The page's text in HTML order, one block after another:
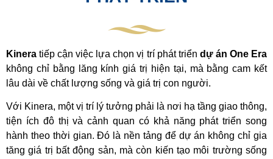
Kinera tiếp cận việc lựa chọn vị trí phát triển dự án One Era
không chỉ bằng lăng kính giá trị hiện tại, mà bằng cam kết
lâu dài về chất lượng sống và giá trị con người.
Với Kinera, một vị trí lý tưởng phải là nơi hạ tầng giao thông,
tiện ích đô thị và cảnh quan có khả năng phát triển song
hành theo thời gian. Đó là nền tảng để dự án không chỉ gia
tăng giá trị bất động sản, mà còn kiến tạo môi trường sống